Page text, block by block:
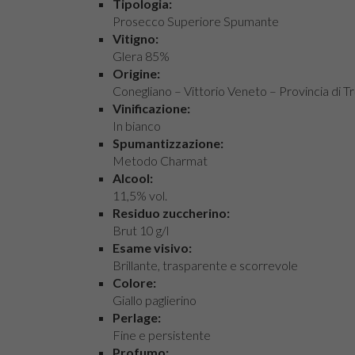
Tipologia:
Prosecco Superiore Spumante
Vitigno:
Glera 85%
Origine:
Conegliano – Vittorio Veneto – Provincia di
Vinificazione:
In bianco
Spumantizzazione:
Metodo Charmat
Alcool:
11,5% vol.
Residuo zuccherino:
Brut 10 g/l
Esame visivo:
Brillante, trasparente e scorrevole
Colore:
Giallo paglierino
Perlage:
Fine e persistente
Profumo: